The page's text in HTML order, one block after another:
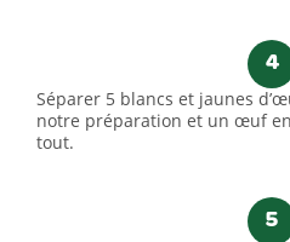
4
Séparer 5 blancs et jaunes
notre préparation et un œuf
tout.
5